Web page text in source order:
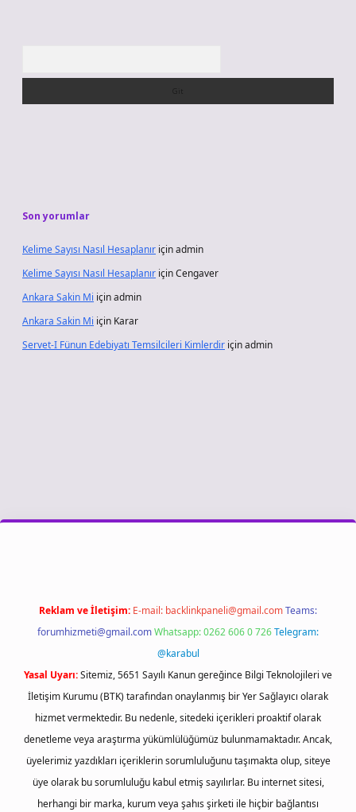
Son yorumlar
Kelime Sayısı Nasıl Hesaplanır içinadmin
Kelime Sayısı Nasıl Hesaplanır içinCengaver
Ankara Sakin Mi içinadmin
Ankara Sakin Mi için Karar
Servet-I Fünun Edebiyatı Temsilcileri Kimlerdir içinadmin
Reklam ve İletişim: E-mail: backlinkpaneli@gmail.comTeams:
forumhizmeti@gmail.comWhatsapp: 0262 606 0 726Telegram:
@karabul
Yasal Uyarı:Sitemiz, 5651 Sayılı Kanun gereğince Bilgi Teknolojileri ve
İletişim Kurumu (BTK) tarafından onaylanmış bir Yer Sağlayıcı olarak
hizmet vermektedir. Bu nedenle, sitedeki içerikleri proaktif olarak
denetleme veya araştırma yükümlülüğümüz bulunmamaktadır. Ancak,
üyelerimiz yazdıkları içeriklerin sorumluluğunu taşımakta olup, siteye
üye olarak bu sorumluluğu kabul etmiş sayılırlar. Bu internet sitesi,
herhangi bir marka, kurum veya şahıs şirketi ile hiçbir bağlantısı